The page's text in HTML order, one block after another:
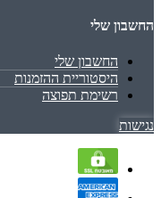
החשבון שלי
החשבון שלי
היסטוריית ההזמנות
רשימת תפוצה
נגישות